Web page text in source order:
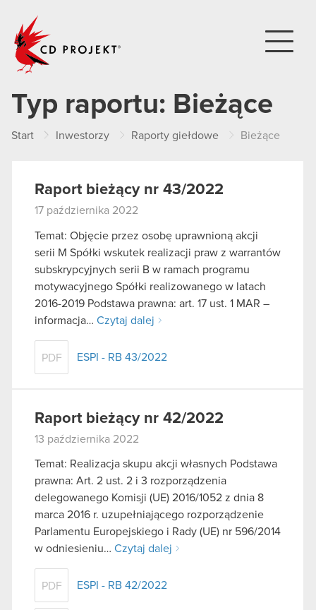
Typ raportu: Bieżące
Start Inwestorzy Raporty giełdowe Bieżące
Raport bieżący nr 43/2022
17 października 2022
Temat: Objęcie przez osobę uprawnioną akcji
serii M Spółki wskutek realizacji praw z warrantów
subskrypcyjnych serii B w ramach programu
motywacyjnego Spółki realizowanego w latach
2016-2019 Podstawa prawna: art. 17 ust. 1 MAR –
informacja… Czytaj dalej
PDF ESPI - RB 43/2022
Raport bieżący nr 42/2022
13 października 2022
Temat: Realizacja skupu akcji własnych Podstawa
prawna: Art. 2 ust. 2 i 3 rozporządzenia
delegowanego Komisji (UE) 2016/1052 z dnia 8
marca 2016 r. uzupełniającego rozporządzenie
Parlamentu Europejskiego i Rady (UE) nr 596/2014
w odniesieniu… Czytaj dalej
PDF ESPI - RB 42/2022